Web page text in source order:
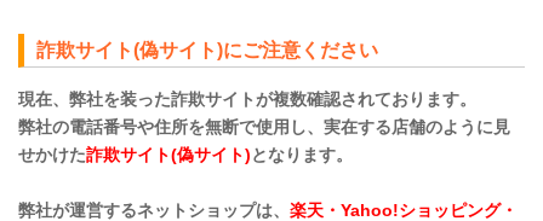
詐欺サイト(偽サイト)にご注意ください
現在、弊社を装った詐欺サイトが複数確認されております。
弊社の電話番号や住所を無断で使用し、実在する店舗のように見
せかけた詐欺サイト(偽サイト)となります。
弊社が運営するネットショップは、 楽天・Yahoo!ショッピング・